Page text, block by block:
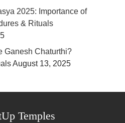
2025: Importance of
& Rituals
Ganesh Chaturthi?
August 13, 2025
Temples